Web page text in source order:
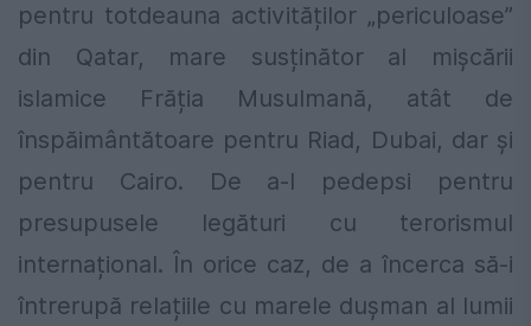
pentru totdeauna activităților „periculoase”
din Qatar, mare susținător al mișcării
islamice Frăția Musulmană, atât de
înspăimântătoare pentru Riad, Dubai, dar şi
pentru Cairo. De a-l pedepsi pentru
presupusele legături cu terorismul
internațional. În orice caz, de a încerca să-i
întrerupă relațiile cu marele dușman al lumii